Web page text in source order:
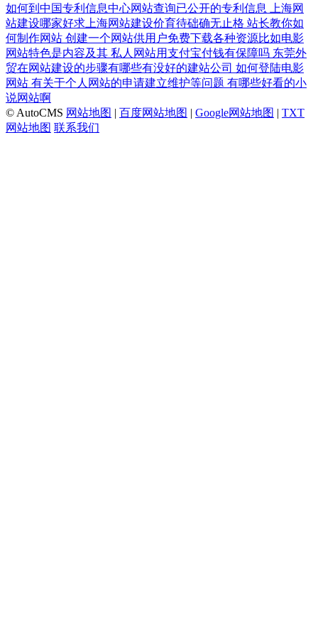
如何到中国专利信息中心网站查询已公开的专利信息
上海网
站建设哪家好求上海网站建设价育待础确无止格 站长教你如
何制作网站 创建一个网站供用户免费下载各种资源比如电影
网站特色是内容及其 私人网站用支付宝付钱有保障吗 东莞外
贸在网站建设的步骤有哪些有没好的建站公司 如何登陆电影
网站 有关于个人网站的申请建立维护等问题 有哪些好看的小
说网站啊
© AutoCMS 网站地图 | 百度网站地图 | Google网站地图 | TXT
网站地图 联系我们